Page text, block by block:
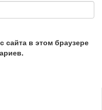
сайта в этом браузере